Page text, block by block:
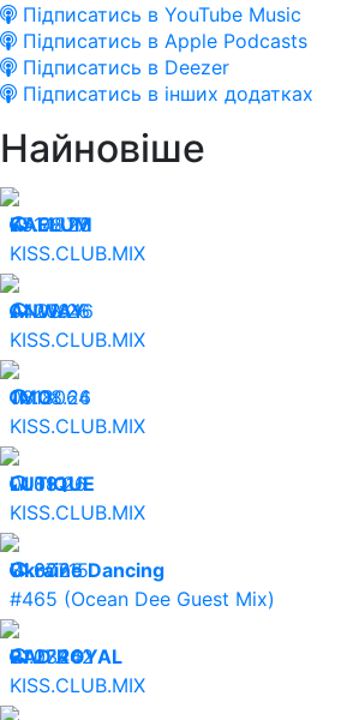
Підписатись в YouTube Music
Підписатись в Apple Podcasts
Підписатись в Deezer
Підписатись в інших додатках
Найновіше
05.08.26
14877
KAELUM
KISS.CLUB.MIX
04.08.26
20646
ANWAY
KISS.CLUB.MIX
03.08.26
18064
1MO:
KISS.CLUB.MIX
01.08.26
8911
LUTIQUE
KISS.CLUB.MIX
31.07.26
30715
Ukraine Dancing
#465 (Ocean Dee Guest Mix)
31.07.26
23442
RAD ROYAL
KISS.CLUB.MIX